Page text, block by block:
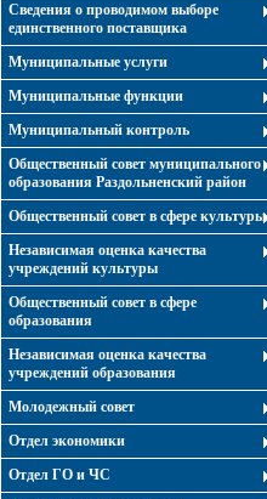
Cведения о проводимом выборе
единственного поставщика
Муниципальные услуги
Муниципальные функции
Муниципальный контроль
Общественный совет муниципального
образования Раздольненский район
Общественный совет в сфере культуры
Независимая оценка качества
учреждений культуры
Общественный совет в сфере
образования
Независимая оценка качества
учреждений образования
Молодежный совет
Отдел экономики
Отдел ГО и ЧС